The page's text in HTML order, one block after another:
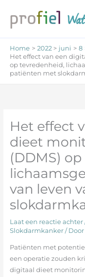
naar
inhoud
Home 2022 juni
8
Het effect van een
op tevredenheid,
patiënten met
Het effect
dieet
(DDMS)
van leven
Laat een reactie achter
Slokdarmkanker/ Door
Patiënten met
een operatie zouden
digitaal dieet